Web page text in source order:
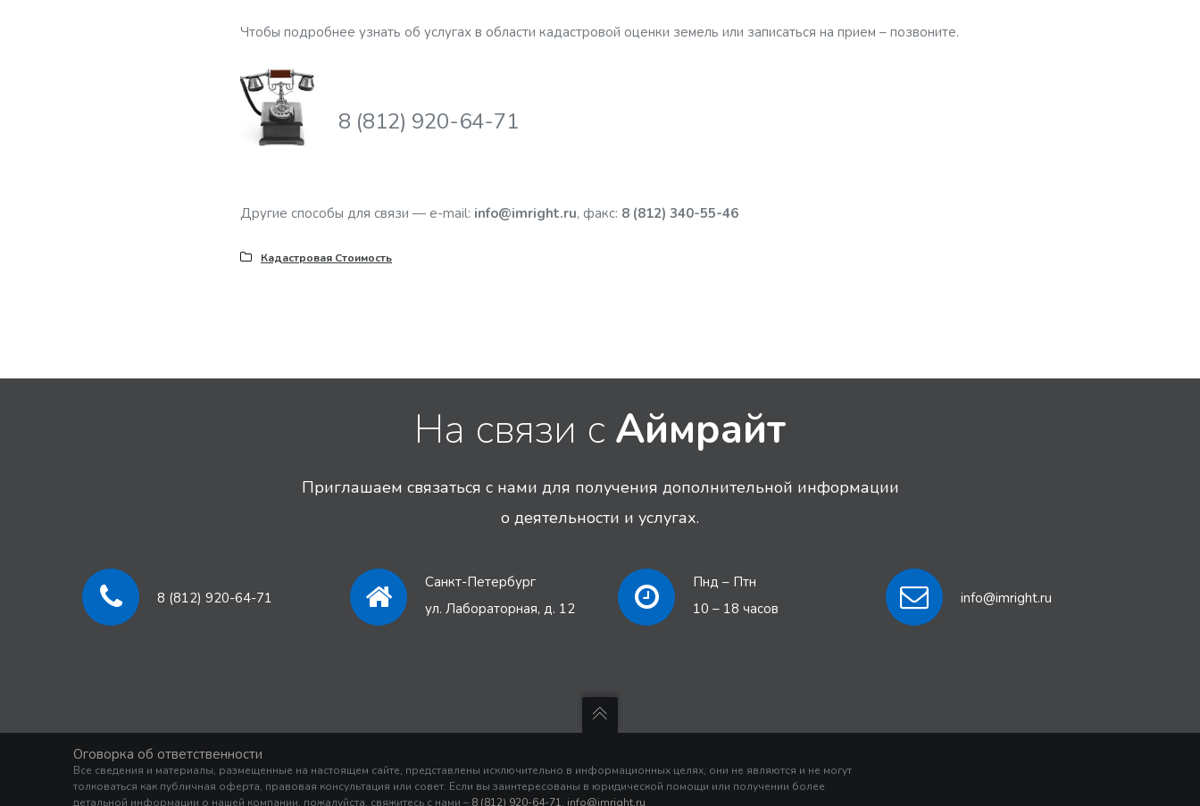
Чтобы подробнее узнать об услугах в области кадастровой оценки земель или записаться на прием – позвоните.
8 (812) 920-64-71
Другие способы для связи — e-mail: info@imright.ru, факс: 8 (812) 340-55-46
Кадастровая Стоимость
На связи с Аймрайт
Приглашаем связаться с нами для получения дополнительной информации
о деятельности и услугах.
8 (812) 920-64-71
Санкт-Петербург
ул. Лабораторная, д. 12
Пнд – Птн
10 – 18 часов
info@imright.ru
Оговорка об ответственности
Все сведения и материалы, размещенные на настоящем сайте, представлены исключительно в информационных целях, они не являются и не могут
толковаться как публичная оферта, правовая консультация или совет. Если вы заинтересованы в юридической помощи или получении более
детальной информации о нашей компании, пожалуйста, свяжитесь с нами – 8 (812) 920-64-71, info@imright.ru